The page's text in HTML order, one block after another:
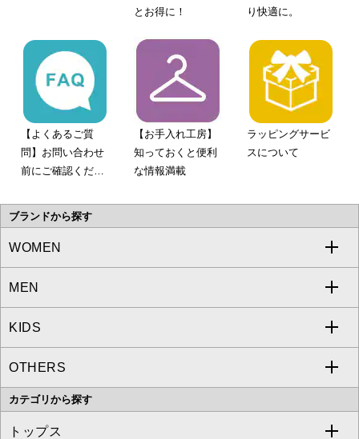
とお得に！
り快適に。
【よくあるご質
問】お問い合わせ
前にご確認くださ
【お手入れ工房】
知っておくと便利
な情報満載
ラッピングサービ
スについて
ブランドから探す
WOMEN
a.v.v
MICHEL KLEIN
MK MICHEL KLEIN
OFUON le MK
MEN
a.v.v
MICHEL KLEIN HOMME
MK MICHEL KLEIN HOMME
KIDS
a.v.v
OTHERS
MK MICHEL KLEIN BAG
カテゴリから探す
トップス